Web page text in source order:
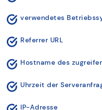
verwendetes
Referrer URL
Hostname des
Uhrzeit der
IP-Adresse